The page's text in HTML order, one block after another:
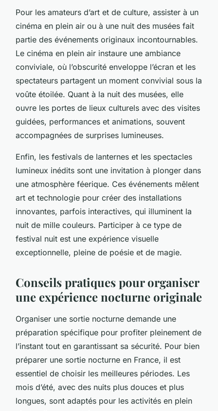
Pour les amateurs d’art et de culture, assister à un
cinéma en plein air ou à une nuit des musées fait
partie des événements originaux incontournables.
Le cinéma en plein air instaure une ambiance
conviviale, où l’obscurité enveloppe l’écran et les
spectateurs partagent un moment convivial sous la
voûte étoilée. Quant à la nuit des musées, elle
ouvre les portes de lieux culturels avec des visites
guidées, performances et animations, souvent
accompagnées de surprises lumineuses.
Enfin, les festivals de lanternes et les spectacles
lumineux inédits sont une invitation à plonger dans
une atmosphère féerique. Ces événements mêlent
art et technologie pour créer des installations
innovantes, parfois interactives, qui illuminent la
nuit de mille couleurs. Participer à ce type de
festival nuit est une expérience visuelle
exceptionnelle, pleine de poésie et de magie.
Conseils pratiques pour organiser
une expérience nocturne originale
Organiser une sortie nocturne demande une
préparation spécifique pour profiter pleinement de
l’instant tout en garantissant sa sécurité. Pour bien
préparer une sortie nocturne en France, il est
essentiel de choisir les meilleures périodes. Les
mois d’été, avec des nuits plus douces et plus
longues, sont adaptés pour les activités en plein